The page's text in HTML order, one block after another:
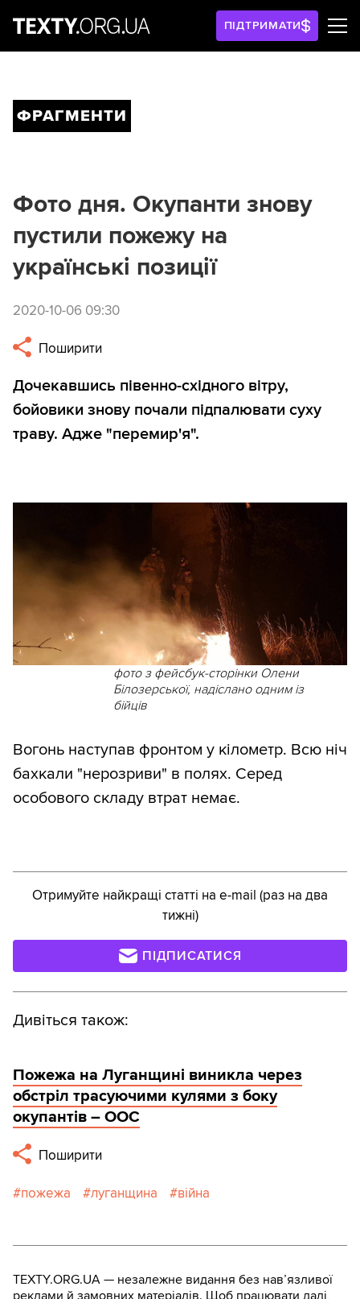
ПІДТРИМАТИ
ФРАГМЕНТИ
Фото дня. Окупанти знову
пустили пожежу на
українські позиції
2020-10-06 09:30
Поширити
Дочекавшись півенно-східного вітру,
бойовики знову почали підпалювати суху
траву. Адже "перемир'я".
фото з фейсбук-cторінки Олени
Білозерської, надіслано одним із
бійців
Вогонь наступав фронтом у кілометр. Всю ніч
бахкали "нерозриви" в полях. Серед
особового складу втрат немає.
Отримуйте найкращі статті на e-mail (раз на два
тижні)
ПІДПИСАТИСЯ
Дивіться також:
Пожежа на Луганщині виникла через
обстріл трасуючими кулями з боку
окупантів – ООС
Поширити
пожежа луганщина війна
TEXTY.ORG.UA — незалежне видання без навʼязливої